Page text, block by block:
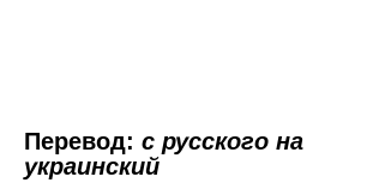
Перевод: с русского на
украинский